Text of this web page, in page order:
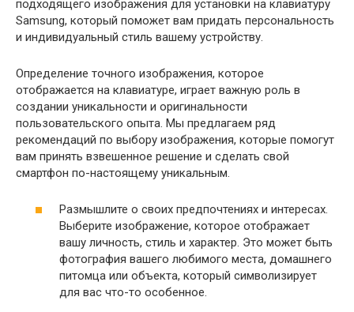
подходящего изображения для установки на клавиатуру
Samsung, который поможет вам придать персональность
и индивидуальный стиль вашему устройству.
Определение точного изображения, которое
отображается на клавиатуре, играет важную роль в
создании уникальности и оригинальности
пользовательского опыта. Мы предлагаем ряд
рекомендаций по выбору изображения, которые помогут
вам принять взвешенное решение и сделать свой
смартфон по-настоящему уникальным.
Размышлите о своих предпочтениях и интересах.
Выберите изображение, которое отображает
вашу личность, стиль и характер. Это может быть
фотография вашего любимого места, домашнего
питомца или объекта, который символизирует
для вас что-то особенное.